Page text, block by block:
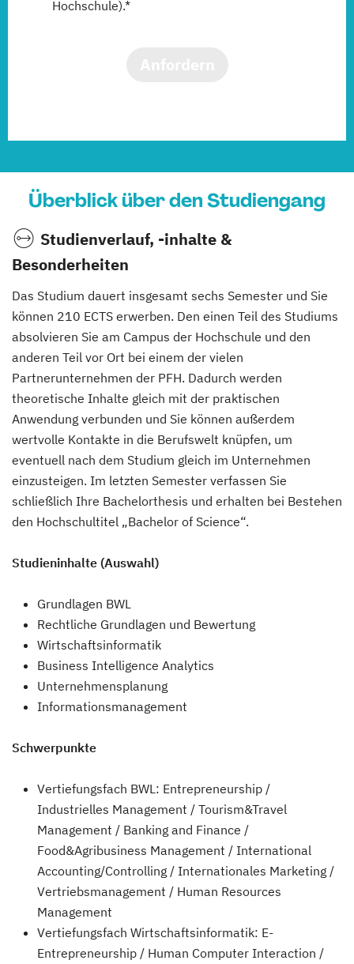
Hochschule).*
Überblick über den Studiengang
Studienverlauf, -inhalte &
Besonderheiten
Das Studium dauert insgesamt sechs Semester und Sie
können 210 ECTS erwerben. Den einen Teil des Studiums
absolvieren Sie am Campus der Hochschule und den
anderen Teil vor Ort bei einem der vielen
Partnerunternehmen der PFH. Dadurch werden
theoretische Inhalte gleich mit der praktischen
Anwendung verbunden und Sie können außerdem
wertvolle Kontakte in die Berufswelt knüpfen, um
eventuell nach dem Studium gleich im Unternehmen
einzusteigen. Im letzten Semester verfassen Sie
schließlich Ihre Bachelorthesis und erhalten bei Bestehen
den Hochschultitel „Bachelor of Science“.
Studieninhalte (Auswahl)
Grundlagen BWL
Rechtliche Grundlagen und Bewertung
Wirtschaftsinformatik
Business Intelligence Analytics
Unternehmensplanung
Informationsmanagement
Schwerpunkte
Vertiefungsfach BWL: Entrepreneurship /
Industrielles Management / Tourism&Travel
Management / Banking and Finance /
Food&Agribusiness Management / International
Accounting/Controlling / Internationales Marketing /
Vertriebsmanagement / Human Resources
Management
Vertiefungsfach Wirtschaftsinformatik: E-
Entrepreneurship / Human Computer Interaction /